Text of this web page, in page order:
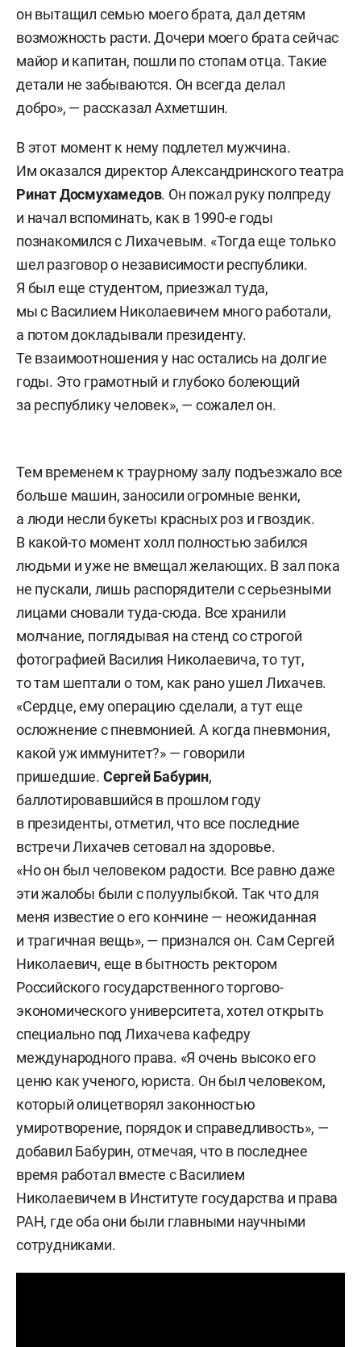
он вытащил семью моего брата, дал детям
возможность расти. Дочери моего брата сейчас
майор и капитан, пошли по стопам отца. Такие
детали не забываются. Он всегда делал
добро», — рассказал Ахметшин.
В этот момент к нему подлетел мужчина.
Им оказался директор Александринского театра
Ринат Досмухамедов. Он пожал руку полпреду
и начал вспоминать, как в 1990-е годы
познакомился с Лихачевым. «Тогда еще только
шел разговор о независимости республики.
Я был еще студентом, приезжал туда,
мы с Василием Николаевичем много работали,
а потом докладывали президенту.
Те взаимоотношения у нас остались на долгие
годы. Это грамотный и глубоко болеющий
за республику человек», — сожалел он.
Тем временем к траурному залу подъезжало все
больше машин, заносили огромные венки,
а люди несли букеты красных роз и гвоздик.
В какой-то момент холл полностью забился
людьми и уже не вмещал желающих. В зал пока
не пускали, лишь распорядители с серьезными
лицами сновали туда-сюда. Все хранили
молчание, поглядывая на стенд со строгой
фотографией Василия Николаевича, то тут,
то там шептали о том, как рано ушел Лихачев.
«Сердце, ему операцию сделали, а тут еще
осложнение с пневмонией. А когда пневмония,
какой уж иммунитет?» — говорили
пришедшие. Сергей Бабурин,
баллотировавшийся в прошлом году
в президенты, отметил, что все последние
встречи Лихачев сетовал на здоровье.
«Но он был человеком радости. Все равно даже
эти жалобы были с полуулыбкой. Так что для
меня известие о его кончине — неожиданная
и трагичная вещь», — признался он. Сам Сергей
Николаевич, еще в бытность ректором
Российского государственного торгово-
экономического университета, хотел открыть
специально под Лихачева кафедру
международного права. «Я очень высоко его
ценю как ученого, юриста. Он был человеком,
который олицетворял законностью
умиротворение, порядок и справедливость», —
добавил Бабурин, отмечая, что в последнее
время работал вместе с Василием
Николаевичем в Институте государства и права
РАН, где оба они были главными научными
сотрудниками.